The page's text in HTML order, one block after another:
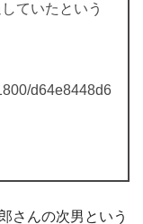
ていたという
d64e8448d6
さんの次男という